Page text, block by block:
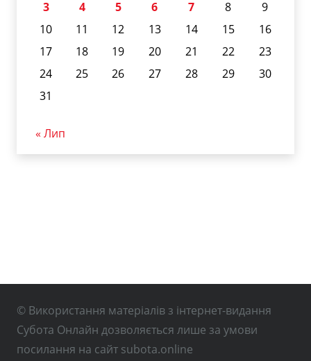
3
4 5 6 7 8
9
10
11 12 13 14 15
16
17
18 19 20 21 22
23
24
25 26 27 28 29
30
31
« Лип
© Використання матеріалів з інтернет-видання
Субота Онлайн дозволяється лише за умови
посилання на сайт subota.online